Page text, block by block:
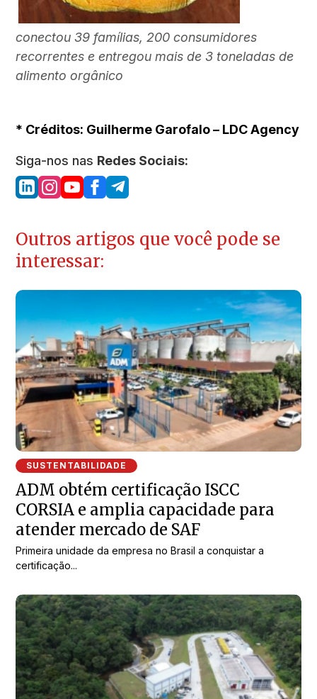
conectou 39 famílias, 200 consumidores
recorrentes e entregou mais de3 toneladas de
alimento orgânico
* Créditos: Guilherme Garofalo – LDC Agency
Siga-nos nas Redes Sociais:
Outros artigos que você pode se
interessar:
SUSTENTABILIDADE
ADM obtém certificação ISCC
CORSIA e amplia capacidade para
atender mercado de SAF
Primeira unidade da empresa no Brasil a conquistar a
certificação...